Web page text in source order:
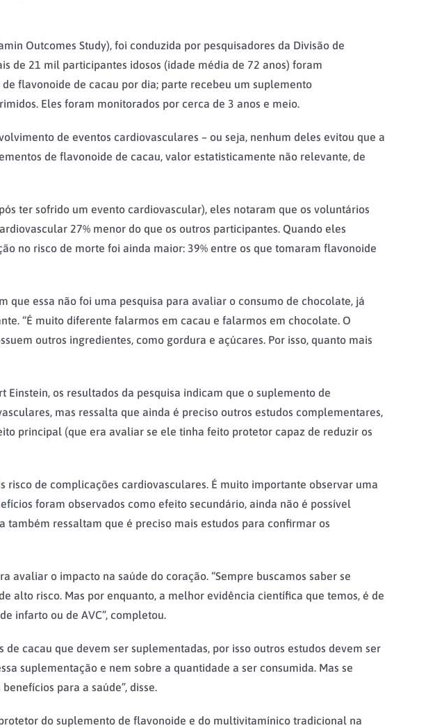
Outcomes Study), foi conduzida por pesquisadores da Divisão de
de 21 mil participantes idosos (idade média de 72 anos) foram
flavonoide de cacau por dia; parte recebeu um suplemento
Eles foram monitorados por cerca de 3 anos e meio.
de eventos cardiovasculares – ou seja, nenhum deles evitou que a
de flavonoide de cacau, valor estatisticamente não relevante, de
ter sofrido um evento cardiovascular), eles notaram que os voluntários
27% menor do que os outros participantes. Quando eles
no risco de morte foi ainda maior: 39% entre os que tomaram flavonoide
que essa não foi uma pesquisa para avaliar o consumo de chocolate, já
“É muito diferente falarmos em cacau e falarmos em chocolate. O
outros ingredientes, como gordura e açúcares. Por isso, quanto mais
os resultados da pesquisa indicam que o suplemento de
mas ressalta que ainda é preciso outros estudos complementares,
principal (que era avaliar se ele tinha feito protetor capaz de reduzir os
risco de complicações cardiovasculares. É muito importante observar uma
foram observados como efeito secundário, ainda não é possível
também ressaltam que é preciso mais estudos para confirmar os
o impacto na saúde do coração. “Sempre buscamos saber se
alto risco. Mas por enquanto, a melhor evidência científica que temos, é de
infarto ou de AVC”, completou.
cacau que devem ser suplementadas, por isso outros estudos devem ser
suplementação e nem sobre a quantidade a ser consumida. Mas se
para a saúde”, disse.
do suplemento de flavonoide e do multivitamínico tradicional na